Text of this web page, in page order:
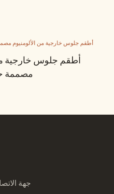
أطقم جلوس خارجية
مصممة
جهة